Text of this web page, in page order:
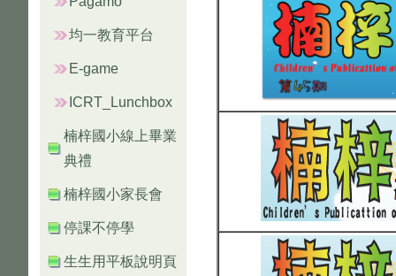
均一教育平台
E-game
ICRT_Lunchbox
楠梓國小線上畢業
典禮
楠梓國小家長會
停課不停學
生生用平板說明頁